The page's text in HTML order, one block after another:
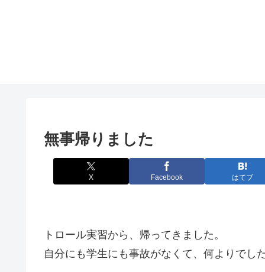
無事帰りました
X Facebook はてブ
トロール実習から、帰ってきました。
自分にも学生にも事故がなくて、何よりでした